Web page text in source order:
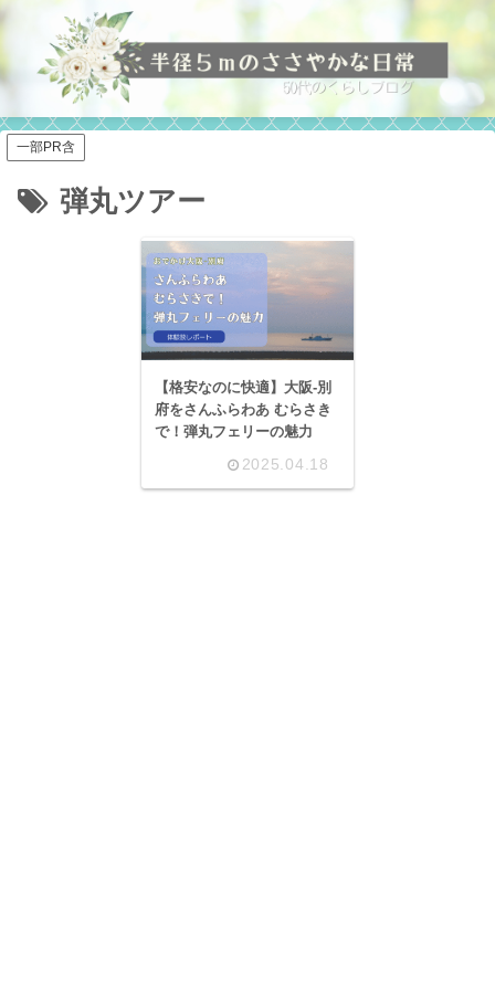
一部PR含
弾丸ツアー
【格安なのに快適】大阪-別
府をさんふらわあ むらさき
で！弾丸フェリーの魅力
2025.04.18